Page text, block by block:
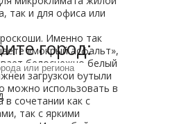
так и для офиса или
Именно так
«мокрый асфальт»,
белоснежно белый
загрузкой бутыли
можно использовать в
в сочетании как с
так с яркими
город: